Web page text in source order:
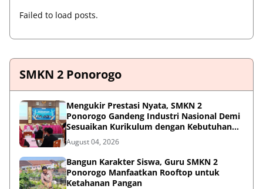
Failed to load posts.
SMKN 2 Ponorogo
Mengukir Prestasi Nyata, SMKN 2
Ponorogo Gandeng Industri Nasional Demi
Sesuaikan Kurikulum dengan Kebutuhan
Dunia Kerja
August 04, 2026
Bangun Karakter Siswa, Guru SMKN 2
Ponorogo Manfaatkan Rooftop untuk
Ketahanan Pangan